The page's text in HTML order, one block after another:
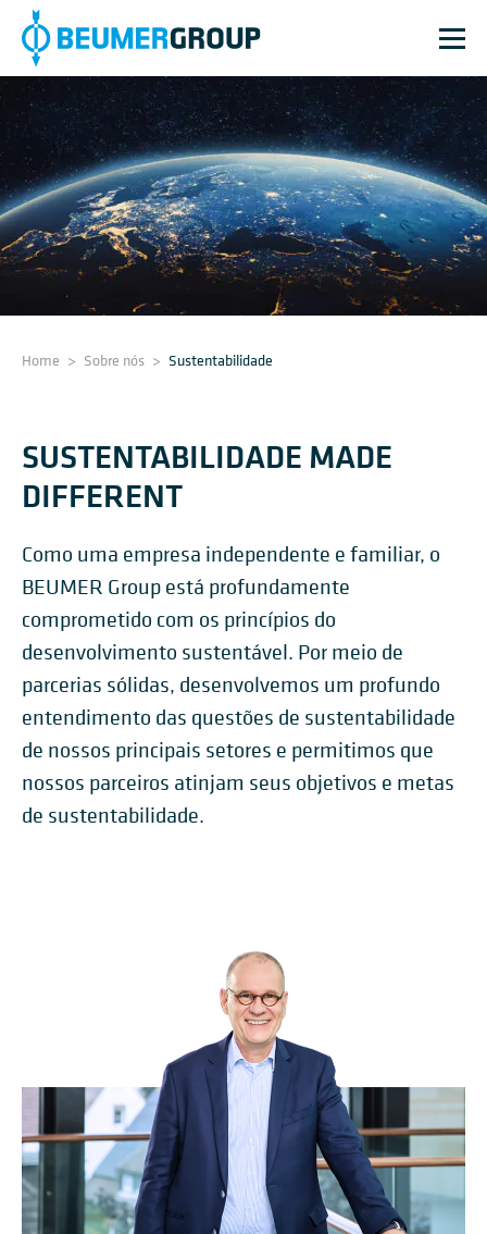
Home > Sobre nós > Sustentabilidade
SUSTENTABILIDADE MADE
DIFFERENT
Como uma empresa independente e familiar, o
BEUMER Group está profundamente
comprometido com os princípios do
desenvolvimento sustentável. Por meio de
parcerias sólidas, desenvolvemos um profundo
entendimento das questões de sustentabilidade
de nossos principais setores e permitimos que
nossos parceiros atinjam seus objetivos e metas
de sustentabilidade.